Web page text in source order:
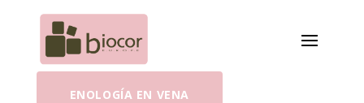
ENOLOGÍA EN VENA